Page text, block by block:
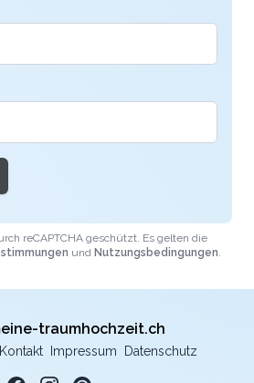
reCAPTCHA geschützt. Es gelten die
und Nutzungsbedingungen.
traumhochzeit.ch
Kontakt Impressum Datenschutz